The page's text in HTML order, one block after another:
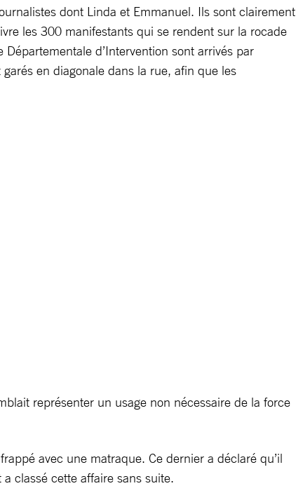
dont Linda et Emmanuel. Ils sont clairement
les 300 manifestants qui se rendent sur la rocade
d’Intervention sont arrivés par
en diagonale dans la rue, afin que les
représenter un usage non nécessaire de la force
avec une matraque. Ce dernier a déclaré qu’il
classé cette affaire sans suite.